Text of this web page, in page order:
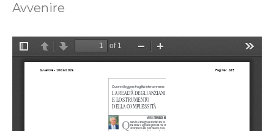
Avvenire